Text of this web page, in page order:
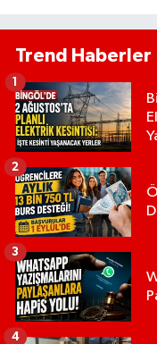
Trend Haberler
1
2
3
4